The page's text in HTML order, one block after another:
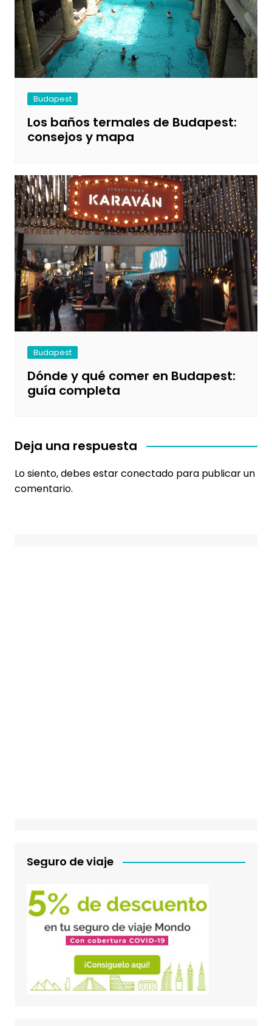
Budapest
Los baños termales de Budapest:
consejos y mapa
Budapest
Dónde y qué comer en Budapest:
guía completa
Deja una respuesta
Lo siento, debes estarconectadopara publicar un
comentario.
Seguro de viaje